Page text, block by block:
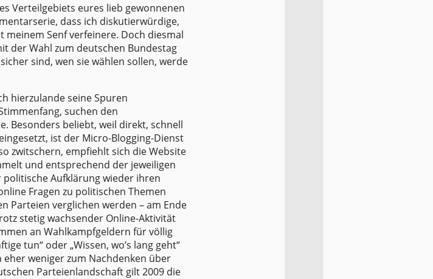
Verteilgebiets eures lieb gewonnenen
dass ich diskutierwürdige,
Senf verfeinere. Doch diesmal
der Wahl zum deutschen Bundestag
sind, wen sie wählen sollen, werde
hierzulande seine Spuren
suchen den
Besonders beliebt, weil direkt, schnell
ist der Micro-Blogging-Dienst
zwitschern, empfiehlt sich die Website
und entsprechend der jeweiligen
Aufklärung wieder ihren
Fragen zu politischen Themen
Parteien verglichen werden – am Ende
stetig wachsender Online-Aktivität
an Wahlkampfgeldern für völlig
tun“ oder „Wissen, wo’s lang geht“
weniger zum Nachdenken über
Parteienlandschaft gilt 2009 die